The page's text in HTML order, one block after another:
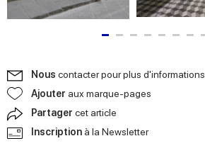
Nous contacter pour plus d'informations
Ajouter aux marque-pages
Partager cet article
Inscription à la Newsletter